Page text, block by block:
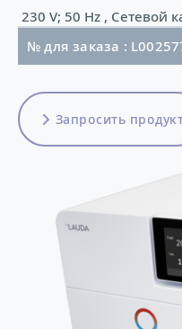
230 V; 50 Hz
№ для заказа :
Запросить